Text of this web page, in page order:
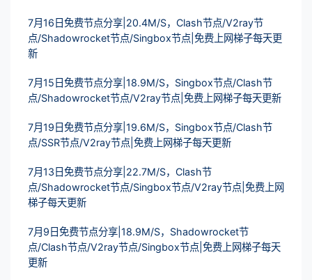
7月16日免费节点分享|20.4M/S，Clash节点/V2ray节
点/Shadowrocket节点/Singbox节点|免费上网梯子每天更
新
7月15日免费节点分享|18.9M/S，Singbox节点/Clash节
点/Shadowrocket节点/V2ray节点|免费上网梯子每天更新
7月19日免费节点分享|19.6M/S，Singbox节点/Clash节
点/SSR节点/V2ray节点|免费上网梯子每天更新
7月13日免费节点分享|22.7M/S，Clash节
点/Shadowrocket节点/Singbox节点/V2ray节点|免费上网
梯子每天更新
7月9日免费节点分享|18.9M/S，Shadowrocket节
点/Clash节点/V2ray节点/Singbox节点|免费上网梯子每天
更新